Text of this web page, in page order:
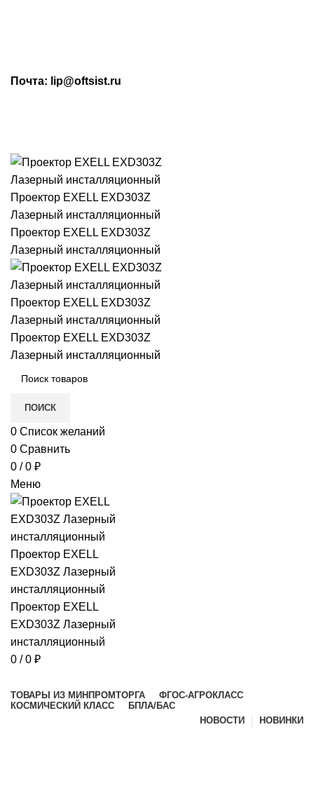
Почта: lip@oftsist.ru
ПОИСК
0 Список желаний
0 Сравнить
0 / 0 ₽
Меню
0 / 0 ₽
ТОВАРЫ ИЗ МИНПРОМТОРГА
ФГОС-АГРОКЛАСС
КОСМИЧЕСКИЙ КЛАСС
БПЛА/БАС
НОВОСТИ
НОВИНКИ